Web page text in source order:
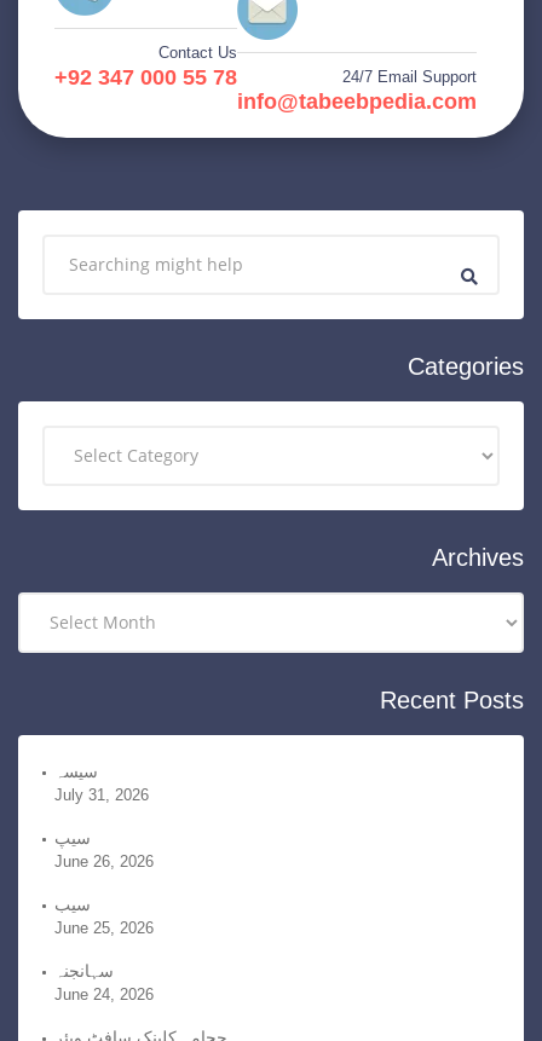
Contact Us
+92 347 000 55 78 24/7 Email Support
info@tabeebpedia.com
Categories
Archives
r
i
Recent Posts
سیسہ
July 31, 2026
سیپ
June 26, 2026
سیب
June 25, 2026
سہانجنہ
June 24, 2026
حجامہ کلینک سافٹ ویئر